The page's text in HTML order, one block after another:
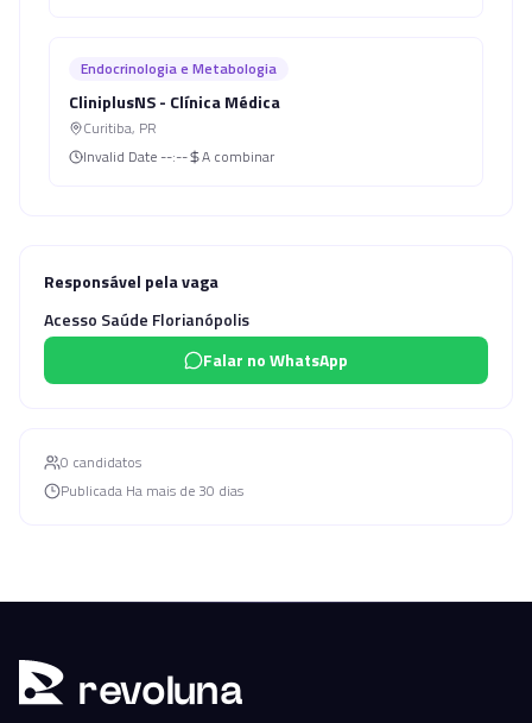
Endocrinologia e Metabologia
CliniplusNS - Clínica Médica
Curitiba, PR
Invalid Date --:-- A combinar
Responsável pela vaga
Acesso Saúde Florianópolis
Falar no WhatsApp
0 candidatos
Publicada Ha mais de 30 dias
revoluna